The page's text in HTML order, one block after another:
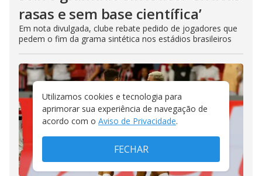
rasas e sem base científica’
Em nota divulgada, clube rebate pedido de jogadores que
pedem o fim da grama sintética nos estádios brasileiros
Utilizamos cookies e tecnologia para
aprimorar sua experiência de navegação de
acordo com o Aviso de Privacidade.
FECHAR